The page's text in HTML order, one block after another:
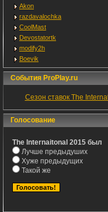
Akon
razdavalochka
CoolMast
Devostatortk
modify2h
Boevik
События ProPlay.ru
Сезон ставок The
Голосование
The Internaitonal 2015 был
Лучше предыдуших
Хуже предыдущих
Такой же